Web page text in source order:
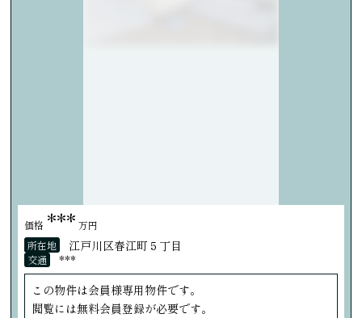
価格 *** 万円
所在地
江戸川区春江町５丁目
交通
***
この物件は会員様専用物件です。
閲覧には無料会員登録が必要です。